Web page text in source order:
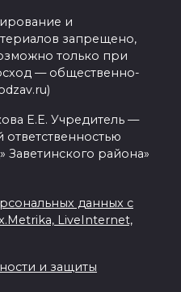
и
запрещено,
только при
— общественно-
Е.Е. Учредитель —
Заветинского района»
данных с
LiveInternet,
и защиты